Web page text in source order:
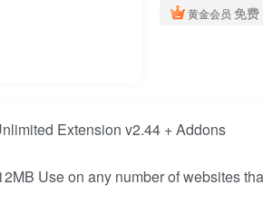
黄金会员 免费
Use on any number of websites